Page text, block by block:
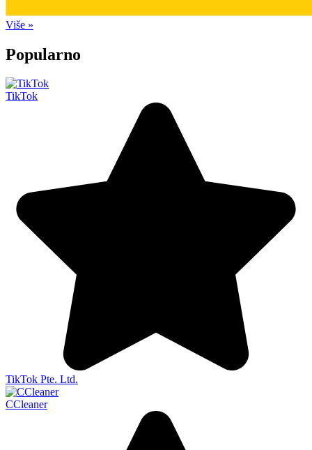
Više »
Popularno
TikTok
TikTok Pte. Ltd.
CCleaner